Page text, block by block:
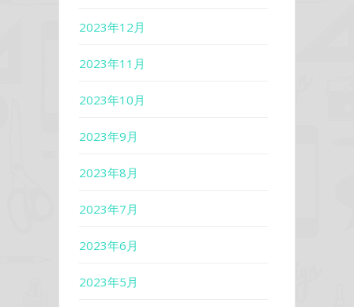
2023年12月
2023年11月
2023年10月
2023年9月
2023年8月
2023年7月
2023年6月
2023年5月